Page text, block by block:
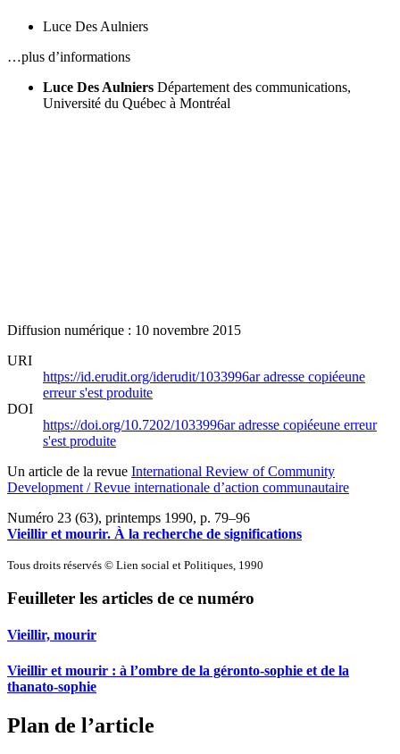
Luce Des Aulniers
…plus d’informations
Luce Des Aulniers Département des communications,
Université du Québec à Montréal
Diffusion numérique : 10 novembre 2015
URI
https://id.erudit.org/iderudit/1033996aradresse copiéeune
erreur s'est produite
DOI
https://doi.org/10.7202/1033996aradresse copiéeune erreur
s'est produite
Un article de la revue International Review of Community
Development / Revue internationale d’action communautaire
Numéro 23 (63), printemps 1990, p. 79–96
Vieillir et mourir. À la recherche de significations
Tous droits réservés © Lien social et Politiques, 1990
Feuilleter les articles de ce numéro
Vieillir, mourir
Vieillir et mourir : à l’ombre de la géronto-sophie et de la
thanato-sophie
Plan de l’article